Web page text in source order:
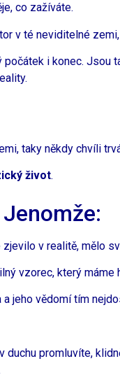
co zažíváte.
v té neviditelné
počátek i konec. Jsou
taky někdy chvíli
život.
Jenomže:
v realitě, mělo
vzorec, který máme
a jeho vědomí tím
duchu promluvíte,